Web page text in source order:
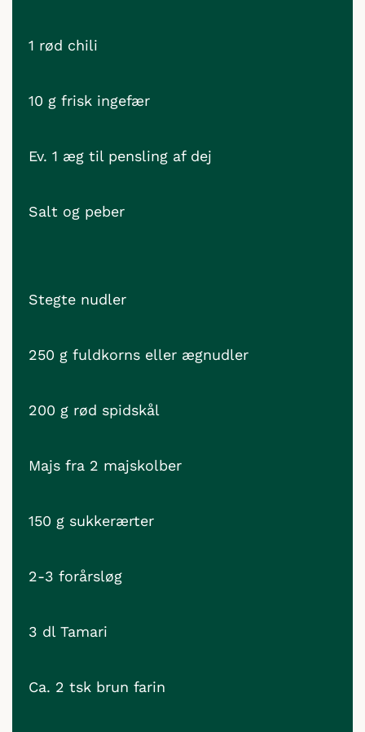
1 rød chili
10 g frisk ingefær
Ev. 1 æg til pensling af dej
Salt og peber
Stegte nudler
250 g fuldkorns eller ægnudler
200 g rød spidskål
Majs fra 2 majskolber
150 g sukkerærter
2-3 forårsløg
3 dl Tamari
Ca. 2 tsk brun farin